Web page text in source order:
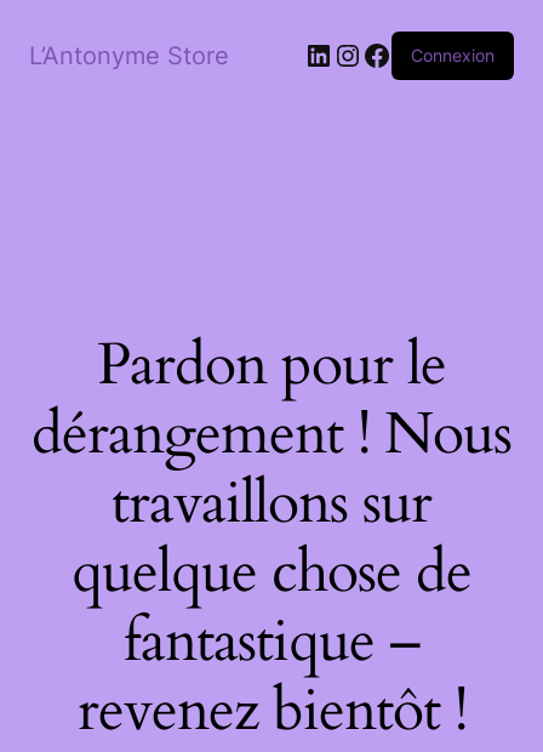
L’Antonyme Store LinkedIn
Instagram
Facebook
Connexion
Pardon pour le
dérangement ! Nous
travaillons sur
quelque chose de
fantastique –
revenez bientôt !